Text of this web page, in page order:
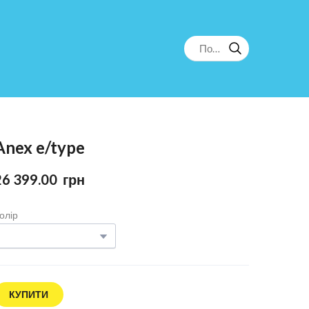
e/type
399.00  грн
КУПИТИ